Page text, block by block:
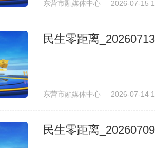
东营市融媒体中心 2026-07-15
民生零距离_20260713
东营市融媒体中心 2026-07-14
民生零距离_20260709